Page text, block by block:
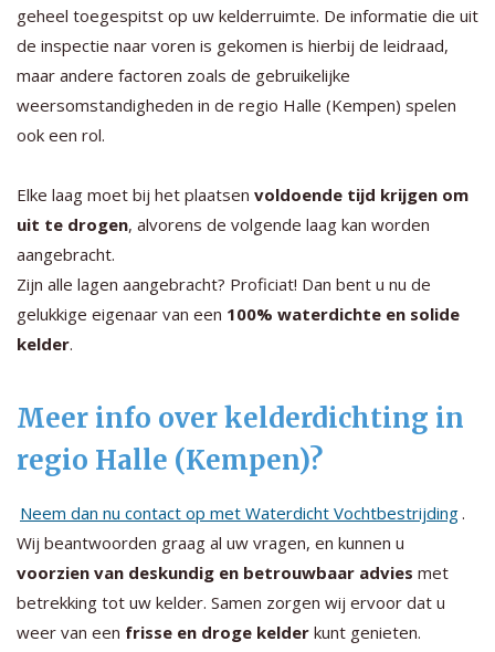
geheel toegespitst op uw kelderruimte. De informatie die uit
de inspectie naar voren is gekomen is hierbij de leidraad,
maar andere factoren zoals de gebruikelijke
weersomstandigheden in de regio Halle (Kempen) spelen
ook een rol.
Elke laag moet bij het plaatsen voldoende tijd krijgen om
uit te drogen, alvorens de volgende laag kan worden
aangebracht.
Zijn alle lagen aangebracht? Proficiat! Dan bent u nu de
gelukkige eigenaar van een 100% waterdichte en solide
kelder.
Meer info over kelderdichting in
regio Halle (Kempen)?
Neem dan nu contact op met Waterdicht Vochtbestrijding .
Wij beantwoorden graag al uw vragen, en kunnen u
voorzien van deskundig en betrouwbaar advies met
betrekking tot uw kelder. Samen zorgen wij ervoor dat u
weer van een frisse en droge kelder kunt genieten.